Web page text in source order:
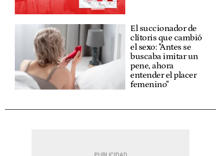
El succionador de
clítoris que cambió
el sexo: "Antes se
buscaba imitar un
pene, ahora
entender el placer
femenino"